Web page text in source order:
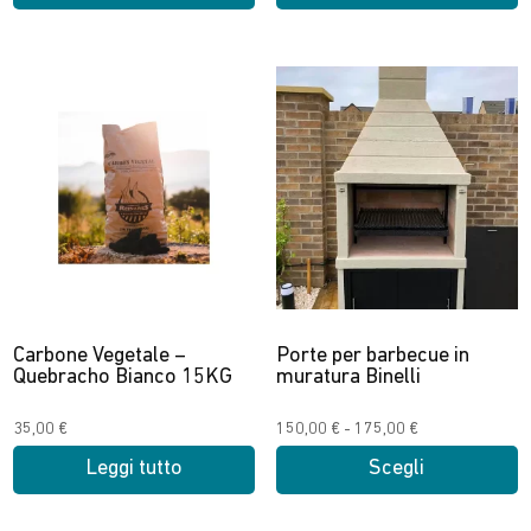
possono
essere
pagina
prodotto
Carbone Vegetale –
Quebracho Bianco 15KG
35,00 €
Leggi tutto
Porte per barbecue in
muratura Binelli
150,00 € - 175,00 €Fascia
di
Scegli